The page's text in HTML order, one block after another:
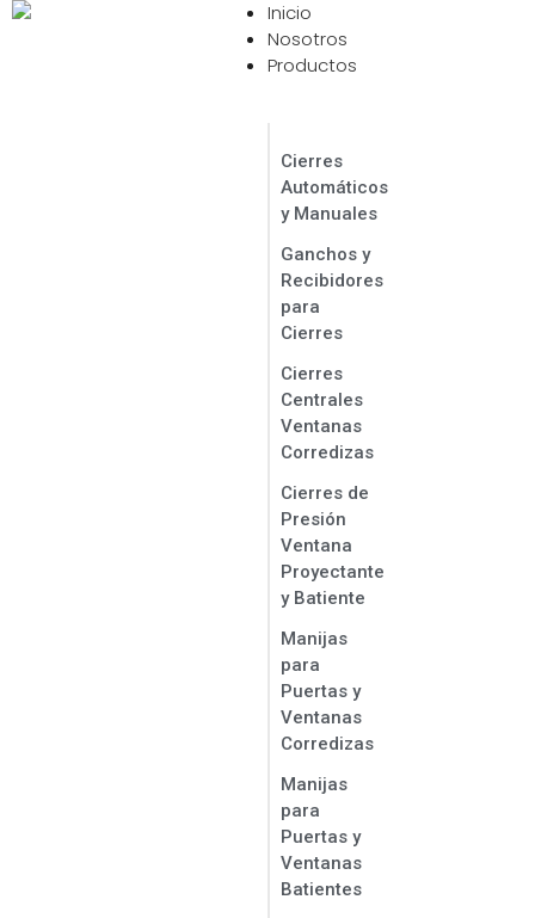
Inicio
Nosotros
Productos
Cierres
Automáticos
y Manuales
Ganchos y
Recibidores
para
Cierres
Cierres
Centrales
Ventanas
Corredizas
Cierres de
Presión
Ventana
Proyectante
y Batiente
Manijas
para
Puertas y
Ventanas
Corredizas
Manijas
para
Puertas y
Ventanas
Batientes
Contáctanos Ahora